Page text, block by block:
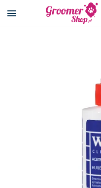
Przejdź na stronę główną